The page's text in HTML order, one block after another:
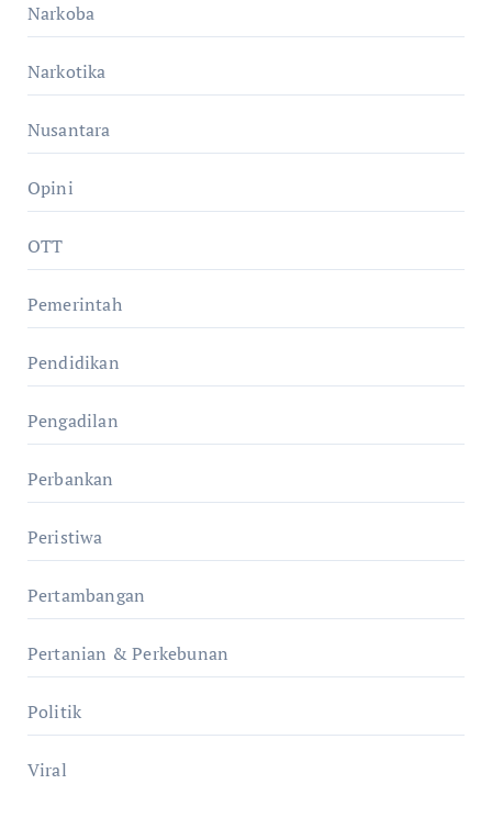
Narkoba
Narkotika
Nusantara
Opini
OTT
Pemerintah
Pendidikan
Pengadilan
Perbankan
Peristiwa
Pertambangan
Pertanian & Perkebunan
Politik
Viral